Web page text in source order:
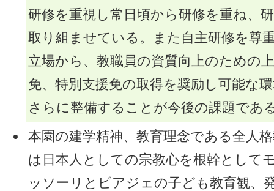
研修を重視し常日頃から研修を重ね、
取り組ませている。また自主研修を尊
立場から、教職員の資質向上のための
免、特別支援免の取得を奨励し可能な
さらに整備することが今後の課題であ
本園の建学精神、教育理念である全人
は日本人としての宗教心を根幹として
ッソーリとピアジェの子ども教育観、